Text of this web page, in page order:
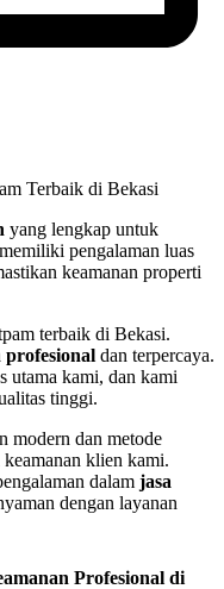
yang lengkap untuk
pengalaman luas
keamanan properti
terbaik di Bekasi.
profesional dan terpercaya.
utama kami, dan kami
tinggi.
modern dan metode
klien kami.
dalam jasa
dengan layanan
Profesional di